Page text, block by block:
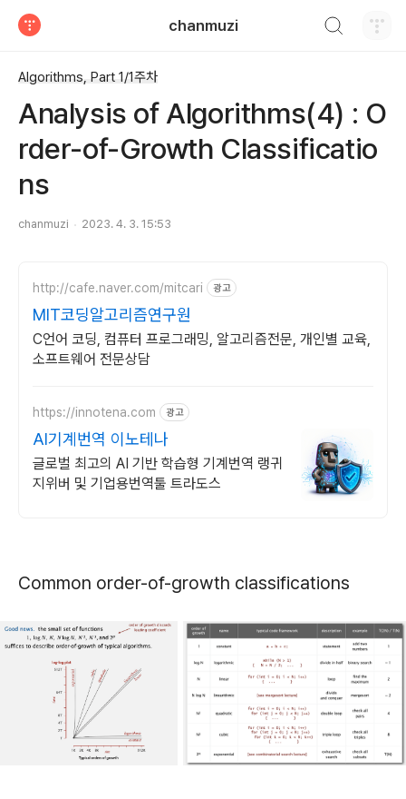
chanmuzi
Algorithms, Part 1/1주차
Analysis of Algorithms(4) : O
rder-of-Growth Classificatio
ns
chanmuzi 2023. 4. 3. 15:53
http://cafe.naver.com/mitcari 광고
MIT코딩알고리즘연구원
C언어 코딩, 컴퓨터 프로그래밍, 알고리즘전문, 개인별 교육,
소프트웨어 전문상담
https://innotena.com 광고
AI기계번역 이노테나
글로벌 최고의 AI 기반 학습형 기계번역 랭귀
지위버 및 기업용번역툴 트라도스
Common order-of-growth classifications